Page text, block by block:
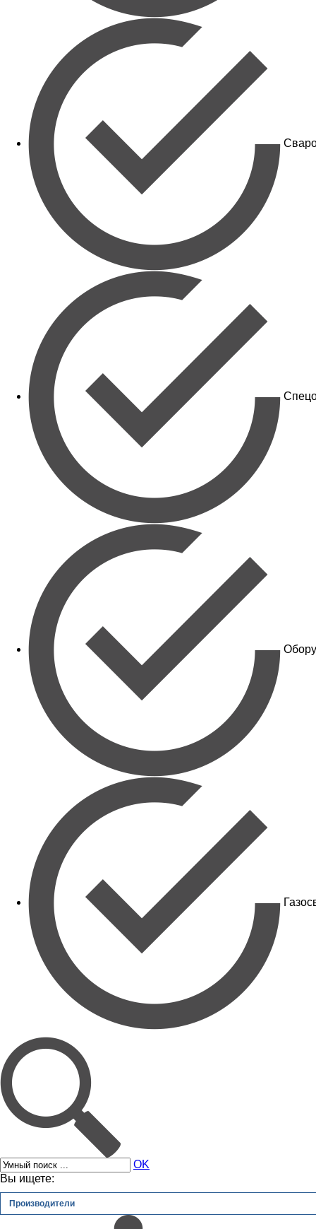
OK
Вы ищете:
Производители